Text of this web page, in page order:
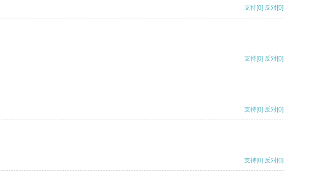
支持[0] 反对[0]
支持[0] 反对[0]
支持[0] 反对[0]
支持[0] 反对[0]